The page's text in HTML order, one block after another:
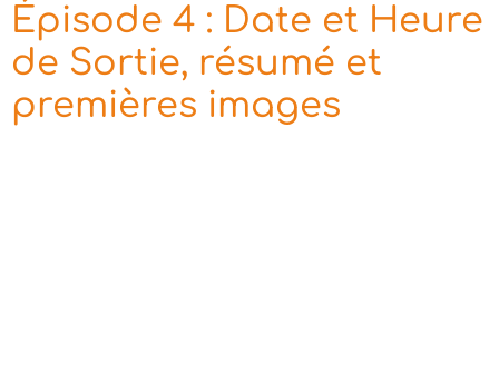
Épisode 4 : Date et Heure
de Sortie, résumé et
premières images